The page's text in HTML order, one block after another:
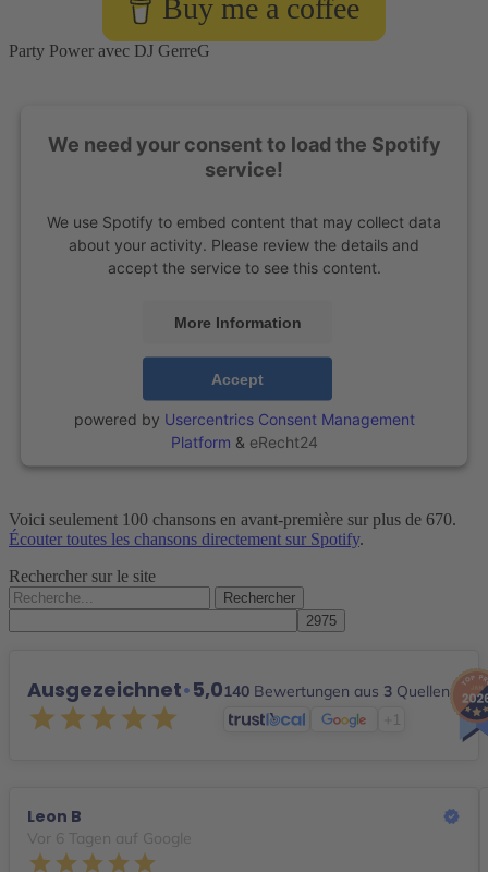
Buy me a coffee
Party Power avec DJ GerreG
We need your consent to load the Spotify
service!
We use Spotify to embed content that may collect data
about your activity. Please review the details and
accept the service to see this content.
More Information
Accept
powered by Usercentrics Consent Management
Platform & eRecht24
Voici seulement 100 chansons en avant-première sur plus de 670.
Écouter toutes les chansons directement sur Spotify.
Rechercher sur le site
Rechercher :
Ausgezeichnet•5,0140 Bewertungen aus 3 Quellen
+1
Leon B
Vor 6 Tagen auf Google